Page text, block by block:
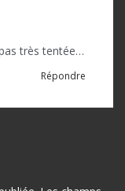
très tentée…
Répondre